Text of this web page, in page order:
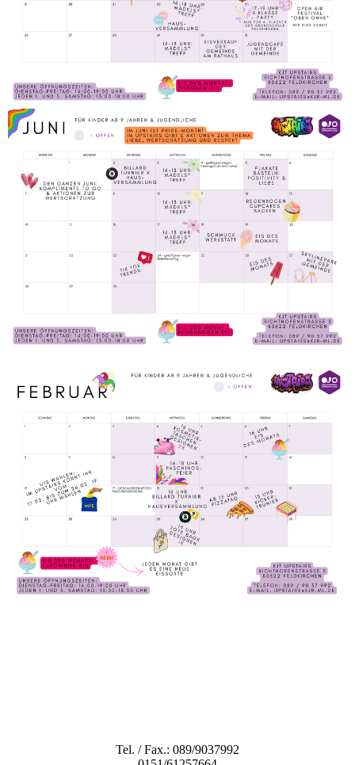
Tel. / Fax.: 089/9037992